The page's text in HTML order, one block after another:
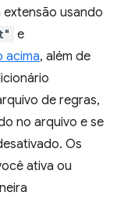
usando
e
acima, além de
de regras,
no arquivo e se
Os
ativa ou